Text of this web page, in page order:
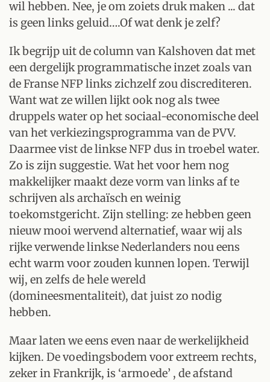
wil hebben. Nee, je om zoiets druk maken ... dat
is geen links geluid….Of wat denk je zelf?
Ik begrijp uit de column van Kalshoven dat met
een dergelijk programmatische inzet zoals van
de Franse NFP links zichzelf zou discrediteren.
Want wat ze willen lijkt ook nog als twee
druppels water op het sociaal-economische deel
van het verkiezingsprogramma van de PVV.
Daarmee vist de linkse NFP dus in troebel water.
Zo is zijn suggestie. Wat het voor hem nog
makkelijker maakt deze vorm van links af te
schrijven als archaïsch en weinig
toekomstgericht. Zijn stelling: ze hebben geen
nieuw mooi wervend alternatief, waar wij als
rijke verwende linkse Nederlanders nou eens
echt warm voor zouden kunnen lopen. Terwijl
wij, en zelfs de hele wereld
(domineesmentaliteit), dat juist zo nodig
hebben.
Maar laten we eens even naar de werkelijkheid
kijken. De voedingsbodem voor extreem rechts,
zeker in Frankrijk, is ‘armoede’ , de afstand